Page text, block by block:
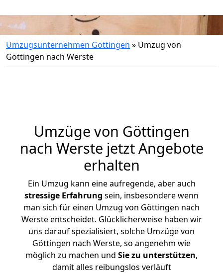
Umzugsunternehmen Göttingen » Umzug von
Göttingen nach Werste
Umzüge von Göttingen
nach Werste jetzt Angebote
erhalten
Ein Umzug kann eine aufregende, aber auch
stressige Erfahrung sein, insbesondere wenn
man sich für einen Umzug von Göttingen nach
Werste entscheidet. Glücklicherweise haben wir
uns darauf spezialisiert, solche Umzüge von
Göttingen nach Werste, so angenehm wie
möglich zu machen und Sie zu unterstützen,
damit alles reibungslos verläuft